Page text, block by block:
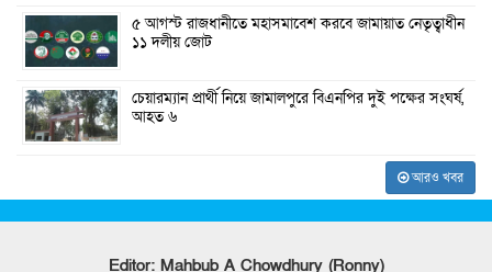
৫ আগস্ট রাজধানীতে মহাসমাবেশ করবে জামায়াত নেতৃত্বাধীন
১১ দলীয় জোট
চেয়ারম্যান প্রার্থী নিয়ে জামালপুরে বিএনপির দুই পক্ষের সংঘর্ষ,
আহত ৬
আরও খবর
Editor: Mahbub A Chowdhury (Ronny)